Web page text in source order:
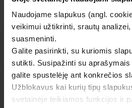
Naudojame slapukus (angl.
veikimui užtikrinti, srautų
suasmeninti.
Galite pasirinkti, su kuriomis
sutikti. Susipažinti su
galite spustelėję ant konkrečios
Užblokavus kai kurių tipų
svetainėje teikiamos funkcijos ir
MADE IN EUROPE